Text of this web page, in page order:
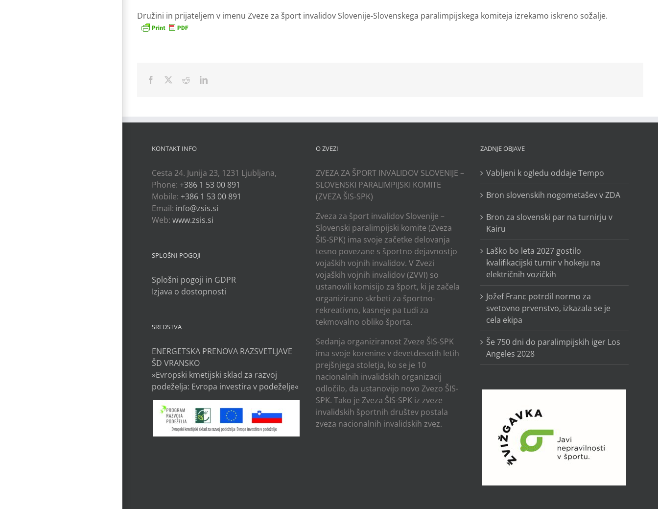
Družini in prijateljem v imenu Zveze za šport invalidov Slovenije-Slovenskega paralimpijskega komiteja izrekamo iskreno sožalje.
Facebook RedditLinkedIn
KONTAKT INFO
Cesta 24. Junija 23, 1231 Ljubljana,
Phone: +386 1 53 00 891
Mobile: +386 1 53 00 891
Email: info@zsis.si
Web: www.zsis.si
SPLOŠNI POGOJI
Splošni pogoji in GDPR
Izjava o dostopnosti
SREDSTVA
ENERGETSKA PRENOVA RAZSVETLJAVE
ŠD VRANSKO
»Evropski kmetijski sklad za razvoj
podeželja: Evropa investira v podeželje«
O ZVEZI
ZVEZA ZA ŠPORT INVALIDOV SLOVENIJE –
SLOVENSKI PARALIMPIJSKI KOMITE
(ZVEZA ŠIS-SPK)
Zveza za šport invalidov Slovenije –
Slovenski paralimpijski komite (Zveza
ŠIS-SPK) ima svoje začetke delovanja
tesno povezane s športno dejavnostjo
vojaških vojnih invalidov. V Zvezi
vojaških vojnih invalidov (ZVVI) so
ustanovili komisijo za šport, ki je začela
organizirano skrbeti za športno-
rekreativno, kasneje pa tudi za
tekmovalno obliko športa.
Sedanja organiziranost Zveze ŠIS-SPK
ima svoje korenine v devetdesetih letih
prejšnjega stoletja, ko se je 10
nacionalnih invalidskih organizacij
odločilo, da ustanovijo novo Zvezo ŠIS-
SPK. Tako je Zveza ŠIS-SPK iz zveze
invalidskih športnih društev postala
zveza nacionalnih invalidskih zvez.
ZADNJE OBJAVE
Vabljeni k ogledu oddaje Tempo
Bron slovenskih nogometašev v ZDA
Bron za slovenski par na turnirju v
Kairu
Laško bo leta 2027 gostilo
kvalifikacijski turnir v hokeju na
električnih vozičkih
Jožef Franc potrdil normo za
svetovno prvenstvo, izkazala se je
cela ekipa
Še 750 dni do paralimpijskih iger Los
Angeles 2028